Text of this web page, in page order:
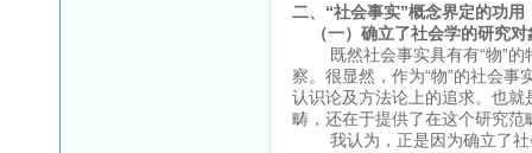
二、“社会事实”概念界定的功用
（一）确立了社会学的研究
既然社会事实具有有“物”的
察。很显然，作为“物”的社会
认识论及方法论上的追求。也
畴，还在于提供了在这个研究
我认为，正是因为确立了社